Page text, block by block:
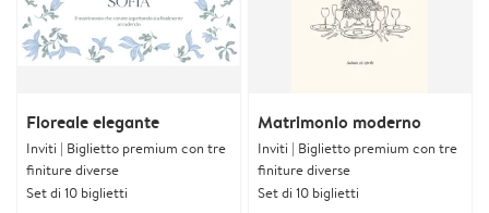
Floreale elegante
Inviti | Biglietto premium con tre
finiture diverse
Set di 10 biglietti
Matrimonio moderno
Inviti | Biglietto premium con tre
finiture diverse
Set di 10 biglietti